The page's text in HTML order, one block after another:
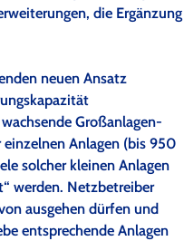
die Ergänzung
neuen Ansatz
Großanlagen-
Anlagen (bis 950
solcher kleinen Anlagen
werden. Netzbetreiber
ausgehen dürfen und
entsprechende Anlagen